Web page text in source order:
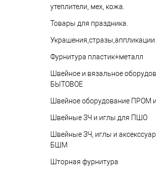
утеплители, мех, кожа.
Товары для праздника.
Украшения,стразы,аппликации.
Фурнитура пластик+металл
Швейное и вязальное
БЫТОВОЕ
Швейное оборудование ПРОМ
Швейные ЗЧ и иглы для ПШО
Швейные ЗЧ, иглы и
БШМ
Шторная фурнитура